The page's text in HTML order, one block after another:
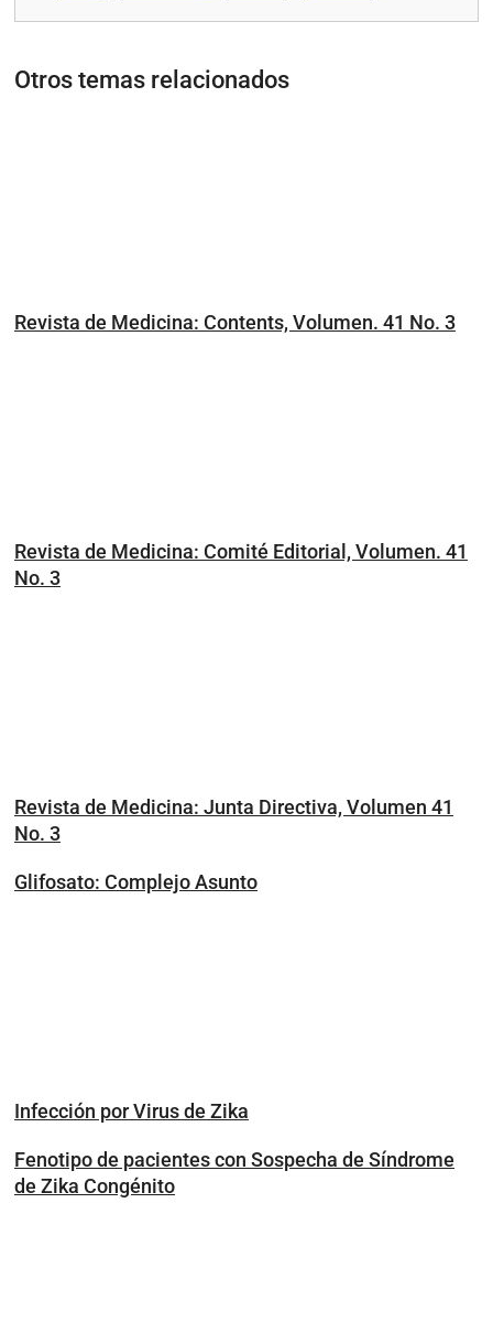
Otros temas relacionados
Revista de Medicina: Contents, Volumen. 41 No. 3
Revista de Medicina: Comité Editorial, Volumen. 41
No. 3
Revista de Medicina: Junta Directiva, Volumen 41
No. 3
Glifosato: Complejo Asunto
Infección por Virus de Zika
Fenotipo de pacientes con Sospecha de Síndrome
de Zika Congénito